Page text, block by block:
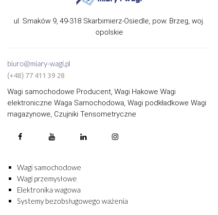
ul. Smaków 9, 49-318 Skarbimierz-Osiedle, pow. Brzeg, woj.
opolskie
biuro@miary-wagi.pl
(+48) 77 411 39 28
Wagi samochodowe Producent, Wagi Hakowe Wagi
elektroniczne Waga Samochodowa, Wagi podkładkowe Wagi
magazynowe, Czujniki Tensometryczne
Wagi samochodowe
Wagi przemysłowe
Elektronika wagowa
Systemy bezobsługowego ważenia